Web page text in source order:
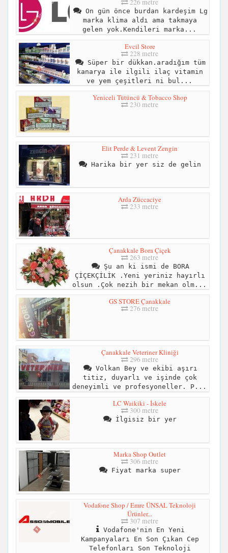
226 metre
On gün önce burdan kardeşim Lg
marka klima aldı ama takmaya
gelen yok.Kendileri marka...
Evcil Store
228 metre
Süper bir dükkan.aradığım tüm
kanarya ile ilgili ilaç vitamin
ve yem çeşitleri ni bul...
Yeniceli Tütüncü & Tobacco Shop
230 metre
Elit Perde & Levent Zengin
231 metre
Harika bir yer siz de gelin
Arda Züccaciye
233 metre
Çanakkale Bora Çiçek
263 metre
Şu an ki ismi de BORA
ÇİÇEKÇİLİK .Yeni yeriniz hayırlı
olsun .Çok nezih bir mekan olm...
GS STORE Çanakkale
276 metre
Çanakkale Veteriner Kliniği
296 metre
Volkan Bey ve ekibi aşırı
titiz, duyarlı ve işinde çok
deneyimli ve profesyoneller. P...
LC Waikiki - İskele
300 metre
İlgisiz bir yer
Marka Shop Outlet
306 metre
Fiyat marka super
Vodafone Shop / Emre ÜNSAL Teknoloji
Ürünler...
307 metre
Vodafone'nin En Yeni
Kampanyaları En Son Çıkan Cep
Telefonları Son Teknoloji